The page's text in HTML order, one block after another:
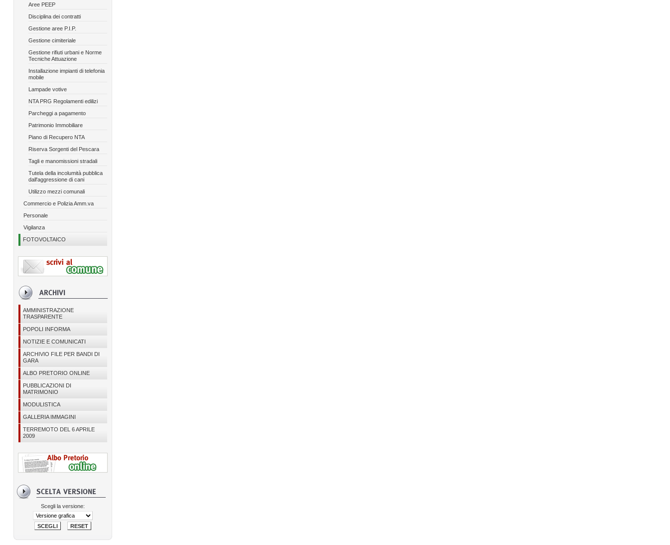
Aree PEEP
Disciplina dei contratti
Gestione aree P.I.P.
Gestione cimiteriale
Gestione rifiuti urbani e Norme
Tecniche Attuazione
Installazione impianti di telefonia
mobile
Lampade votive
NTA PRG Regolamenti edilizi
Parcheggi a pagamento
Patrimonio Immobiliare
Piano di Recupero NTA
Riserva Sorgenti del Pescara
Tagli e manomissioni stradali
Tutela della incolumità pubblica
dall'aggressione di cani
Utilizzo mezzi comunali
Commercio e Polizia Amm.va
Personale
Vigilanza
FOTOVOLTAICO
AMMINISTRAZIONE
TRASPARENTE
POPOLI INFORMA
NOTIZIE E COMUNICATI
ARCHIVIO FILE PER BANDI DI
GARA
ALBO PRETORIO ONLINE
PUBBLICAZIONI DI
MATRIMONIO
MODULISTICA
GALLERIA IMMAGINI
TERREMOTO DEL 6 APRILE
2009
Scegli la versione: